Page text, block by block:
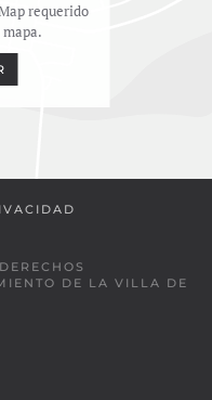
requerido
DE LA VILLA DE